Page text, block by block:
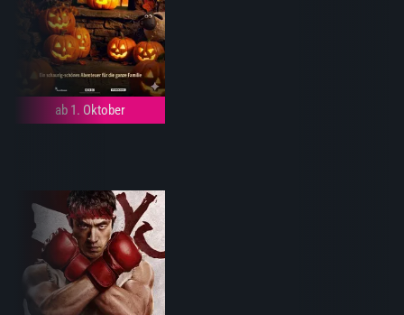
ab 1. Oktober